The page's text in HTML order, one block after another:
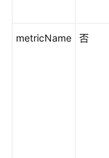
览
metricName 否